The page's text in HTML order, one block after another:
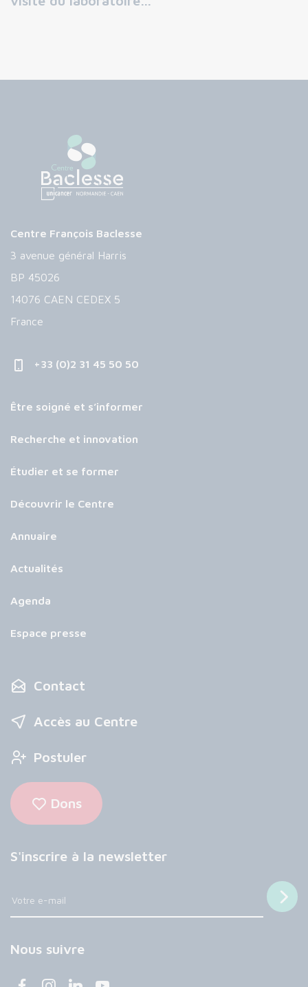
Centre François Baclesse
3 avenue général Harris
BP 45026
14076 CAEN CEDEX 5
France
+33 (0)2 31 45 50 50
Être soigné et s’informer
Recherche et innovation
Étudier et se former
Découvrir le Centre
Annuaire
Actualités
Agenda
Espace presse
Contact
Accès au Centre
Postuler
Dons
S'inscrire à la newsletter
Nous suivre